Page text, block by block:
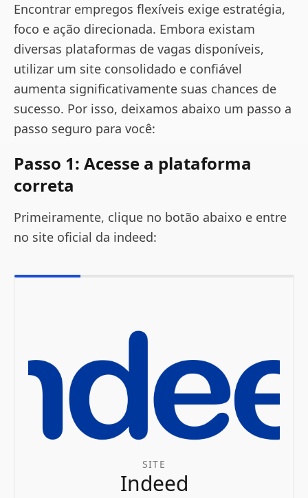
Encontrar empregos flexíveis exige estratégia,
foco e ação direcionada. Embora existam
diversas plataformas de vagas disponíveis,
utilizar um site consolidado e confiável
aumenta significativamente suas chances de
sucesso. Por isso, deixamos abaixo um passo a
passo seguro para você:
Passo 1: Acesse a plataforma
correta
Primeiramente, clique no botão abaixo e entre
no site oficial da indeed:
SITE
Indeed